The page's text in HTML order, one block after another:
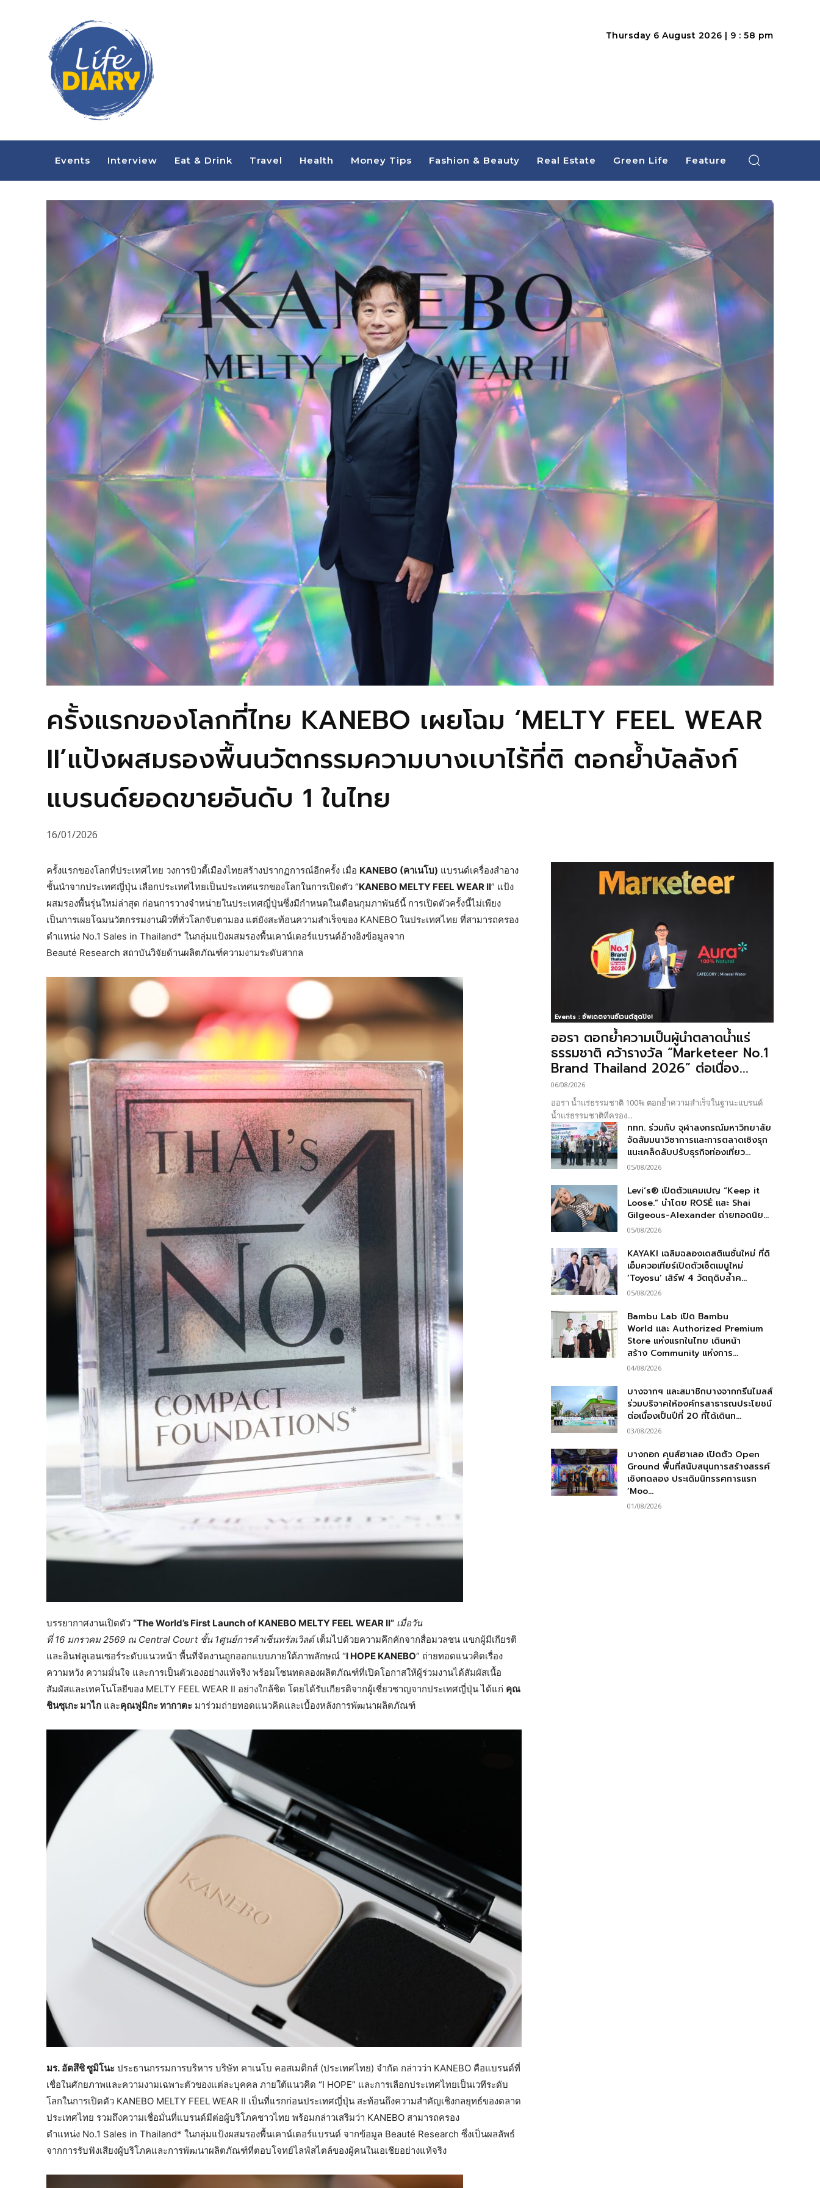
Thursday 6 August 2026 | 9 : 58 pm
Events Interview Eat & Drink Travel Health Money Tips Fashion & Beauty Real Estate Green Life Feature
ครั้งแรกของโลกที่ไทย KANEBO เผยโฉม ‘MELTY FEEL WEAR
II’แป้งผสมรองพื้นนวัตกรรมความบางเบาไร้ที่ติ ตอกย้ำบัลลังก์
แบรนด์ยอดขายอันดับ 1 ในไทย
16/01/2026
ครั้งแรกของโลกที่ประเทศไทย วงการบิวตี้เมืองไทยสร้างปรากฏการณ์อีกครั้ง เมื่อ KANEBO (คาเนโบ) แบรนด์เครื่องสำอาง
ชั้นนำจากประเทศญี่ปุ่น เลือกประเทศไทยเป็นประเทศแรกของโลกในการเปิดตัว “KANEBO MELTY FEEL WEAR II” แป้ง
ผสมรองพื้นรุ่นใหม่ล่าสุด ก่อนการวางจำหน่ายในประเทศญี่ปุ่นซึ่งมีกำหนดในเดือนกุมภาพันธ์นี้ การเปิดตัวครั้งนี้ไม่เพียง
เป็นการเผยโฉมนวัตกรรมงานผิวที่ทั่วโลกจับตามอง แต่ยังสะท้อนความสำเร็จของ KANEBO ในประเทศไทย ที่สามารถครอง
ตำแหน่ง No.1 Sales in Thailand* ในกลุ่มแป้งผสมรองพื้นเคาน์เตอร์แบรนด์อ้างอิงข้อมูลจาก
Beauté Research สถาบันวิจัยด้านผลิตภัณฑ์ความงามระดับสากล
บรรยากาศงานเปิดตัว “The World’s First Launch of KANEBO MELTY FEEL WEAR II” เมื่อวัน
ที่ 16 มกราคม 2569 ณ Central Court ชั้น 1ศูนย์การค้าเซ็นทรัลเวิลด์เต็มไปด้วยความคึกคักจากสื่อมวลชน แขกผู้มีเกียรติ
และอินฟลูเอนเซอร์ระดับแนวหน้า พื้นที่จัดงานถูกออกแบบภายใต้ภาพลักษณ์ “I HOPE KANEBO” ถ่ายทอดแนวคิดเรื่อง
ความหวัง ความมั่นใจ และการเป็นตัวเองอย่างแท้จริง พร้อมโซนทดลองผลิตภัณฑ์ที่เปิดโอกาสให้ผู้ร่วมงานได้สัมผัสเนื้อ
สัมผัสและเทคโนโลยีของ MELTY FEEL WEAR II อย่างใกล้ชิด โดยได้รับเกียรติจากผู้เชี่ยวชาญจากประเทศญี่ปุ่น ได้แก่ คุณ
ชินซุเกะ มาไก และคุณฟูมิกะ ทากาตะ มาร่วมถ่ายทอดแนวคิดและเบื้องหลังการพัฒนาผลิตภัณฑ์
มร. อัตสึชิ ซูมิโนะ ประธานกรรมการบริหาร บริษัท คาเนโบ คอสเมติกส์ (ประเทศไทย) จำกัด กล่าวว่า KANEBO คือแบรนด์ที่
เชื่อในศักยภาพและความงามเฉพาะตัวของแต่ละบุคคล ภายใต้แนวคิด “I HOPE” และการเลือกประเทศไทยเป็นเวทีระดับ
โลกในการเปิดตัว KANEBO MELTY FEEL WEAR II เป็นที่แรกก่อนประเทศญี่ปุ่น สะท้อนถึงความสำคัญเชิงกลยุทธ์ของตลาด
ประเทศไทย รวมถึงความเชื่อมั่นที่แบรนด์มีต่อผู้บริโภคชาวไทย พร้อมกล่าวเสริมว่า KANEBO สามารถครอง
ตำแหน่ง No.1 Sales in Thailand* ในกลุ่มแป้งผสมรองพื้นเคาน์เตอร์แบรนด์ จากข้อมูล Beauté Research ซึ่งเป็นผลลัพธ์
จากการรับฟังเสียงผู้บริโภคและการพัฒนาผลิตภัณฑ์ที่ตอบโจทย์ไลฟ์สไตล์ของผู้คนในเอเชียอย่างแท้จริง
Events : อัพเดตงานอีเวนต์สุดปัง!
ออรา ตอกย้ำความเป็นผู้นำตลาดน้ำแร่
ธรรมชาติ คว้ารางวัล “Marketeer No.1
Brand Thailand 2026” ต่อเนื่อง...
06/08/2026
ออรา น้ำแร่ธรรมชาติ 100% ตอกย้ำความสำเร็จในฐานะแบรนด์
น้ำแร่ธรรมชาติที่ครอง...
ททท. ร่วมกับ จุฬาลงกรณ์มหาวิทยาลัย
จัดสัมมนาวิชาการและการตลาดเชิงรุก
แนะเคล็ดลับปรับธุรกิจท่องเที่ยว...
05/08/2026
Levi’s® เปิดตัวแคมเปญ “Keep it
Loose.” นำโดย ROSÉ และ Shai
Gilgeous-Alexander ถ่ายทอดนิย...
05/08/2026
KAYAKI เฉลิมฉลองเดสติเนชั่นใหม่ ที่ดิ
เอ็มควอเทียร์เปิดตัวเซ็ตเมนูใหม่
‘Toyosu’ เสิร์ฟ 4 วัตถุดิบล้ำค...
05/08/2026
Bambu Lab เปิด Bambu
World และ Authorized Premium
Store แห่งแรกในไทย เดินหน้า
สร้าง Community แห่งการ...
04/08/2026
บางจากฯ และสมาชิกบางจากกรีนไมลส์
ร่วมบริจาคให้องค์กรสาธารณประโยชน์
ต่อเนื่องเป็นปีที่ 20 ที่ได้เดินท...
03/08/2026
บางกอก คุนส์ฮาเลอ เปิดตัว Open
Ground พื้นที่สนับสนุนการสร้างสรรค์
เชิงทดลอง ประเดิมนิทรรศการแรก
‘Moo...
01/08/2026